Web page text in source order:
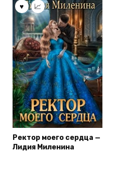
Ректор моего сердца —
Лидия Миленина